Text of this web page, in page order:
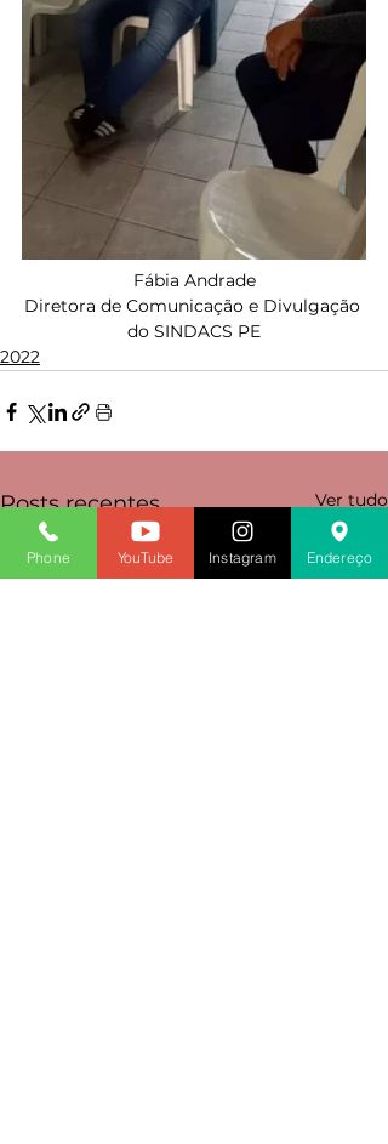
Fábia Andrade
Diretora de Comunicação e Divulgação
do SINDACS PE
2022
Posts recentes Ver tudo
Phone YouTube Instagram Endereço